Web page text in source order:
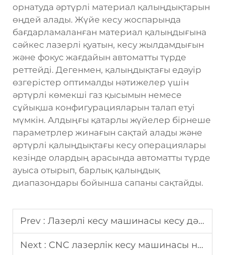
орнатуда әртүрлі материал қалыңдықтарын
өңдей алады. Жүйе кесу жоспарында
бағдарламаланған материал қалыңдығына
сәйкес лазерлі қуатын, кесу жылдамдығын
және фокус жағдайын автоматты түрде
реттейді. Дегенмен, қалыңдықтағы едәуір
өзгерістер оптималды нәтижелер үшін
әртүрлі көмекші газ қысымын немесе
сұйықша конфигурацияларын талап етуі
мүмкін. Алдыңғы қатарлы жүйелер бірнеше
параметрлер жинағын сақтай алады және
әртүрлі қалыңдықтағы кесу операциялары
кезінде олардың арасында автоматты түрде
ауыса отырып, барлық қалыңдық
диапазондары бойынша сапаны сақтайды.
Prev : Лазерлі кесу машинасы кесу дәлдігін қалай жақсартады?
Next : CNC лазерлік кесу машинасы неге әлдеқайда тиімді болып табылады?